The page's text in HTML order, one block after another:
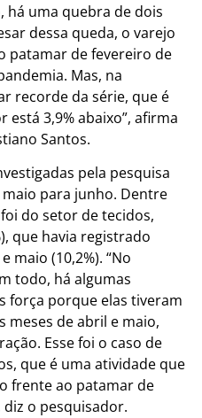
há uma quebra de dois
dessa queda, o varejo
patamar de fevereiro de
Mas, na
recorde da série, que é
3,9% abaixo”, afirma
Santos.
pela pesquisa
para junho. Dentre
do setor de tecidos,
que havia registrado
maio (10,2%). “No
todo, há algumas
força porque elas tiveram
meses de abril e maio,
Esse foi o caso de
que é uma atividade que
frente ao patamar de
o pesquisador.